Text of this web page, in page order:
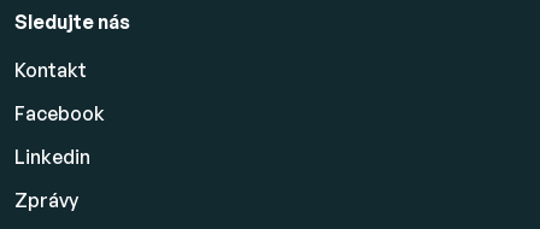
Sledujte nás
Kontakt
Facebook
Linkedin
Zprávy